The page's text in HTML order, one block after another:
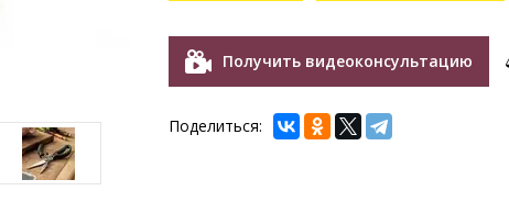
Получить видеоконсультацию
Поделиться: